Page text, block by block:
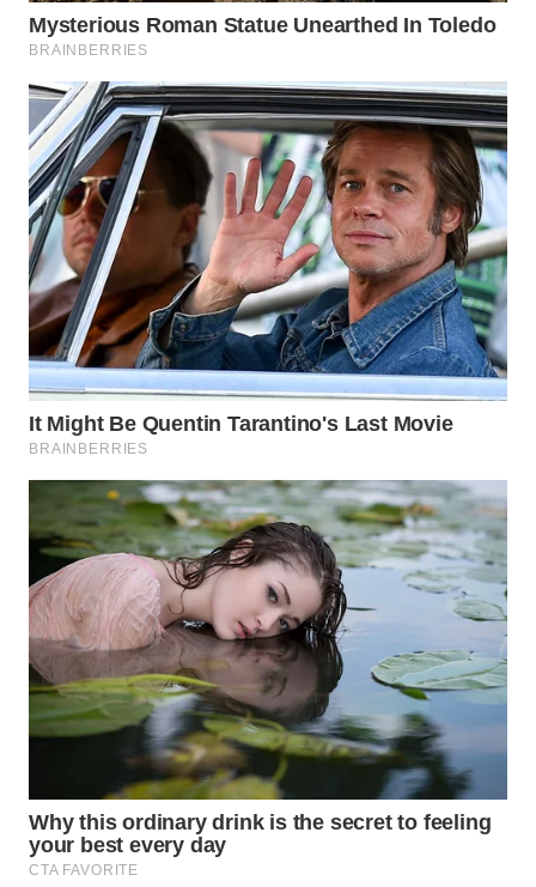
WN
SAMOSIR
WN
PADANG
LAWAS
WN
SUMEDANG
WN
CIANJUR
WN
KEPULAUAN
SERIBU
WN
TANGERANG
WN
BINJAI
WN
CIREBON
INDRAMAYU
WN